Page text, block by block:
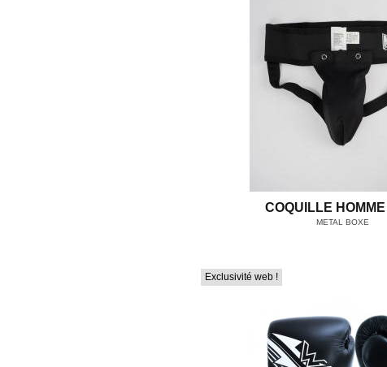
COQUILLE
METAL BOXE
Exclusivité web !